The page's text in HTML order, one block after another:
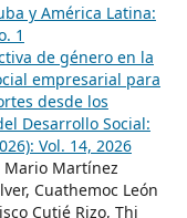
y América Latina:
1
de género en la
empresarial para
desde los
Desarrollo Social:
Vol. 14, 2026
Mario Martínez
Cuathemoc León
Cutié Rizo, Thi